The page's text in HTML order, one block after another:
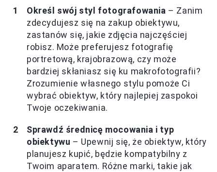
Określ swój styl fotografowania – Zanim
zdecydujesz się na zakup obiektywu,
zastanów się, jakie zdjęcia najczęściej
robisz. Może preferujesz fotografię
portretową, krajobrazową, czy może
bardziej skłaniasz się ku makrofotografii?
Zrozumienie własnego stylu pomoże Ci
wybrać obiektyw, który najlepiej zaspokoi
Twoje oczekiwania.
Sprawdź średnicę mocowania i typ
obiektywu – Upewnij się, że obiektyw, który
planujesz kupić, będzie kompatybilny z
Twoim aparatem. Różne marki, takie jak